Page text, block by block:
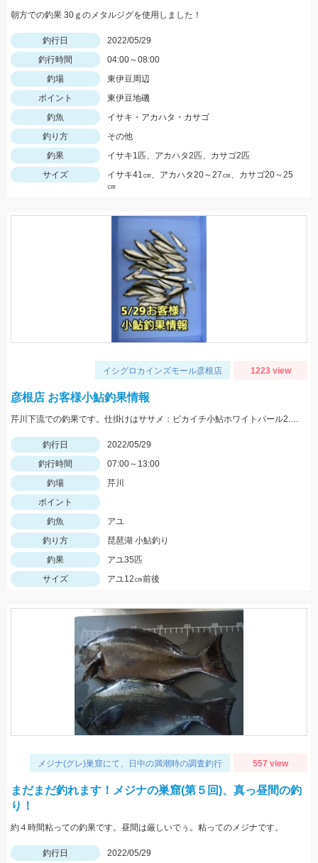
朝方での釣果 30ｇのメタルジグを使用しました！
釣行日
2022/05/29
釣行時間
04:00～08:00
釣場
東伊豆周辺
ポイント
東伊豆地磯
釣魚
イサキ・アカハタ・カサゴ
釣り方
その他
釣果
イサキ1匹、アカハタ2匹、カサゴ2匹
サイズ
イサキ41㎝、アカハタ20～27㎝、カサゴ20～25
㎝
イシグロカインズモール彦根店 1223 view
彦根店 お客様小鮎釣果情報
芹川下流での釣果です。仕掛けはササメ：ピカイチ小鮎ホワイトパール2.5号がオススメです！
釣行日
2022/05/29
釣行時間
07:00～13:00
釣場
芹川
ポイント
釣魚
アユ
釣り方
琵琶湖 小鮎釣り
釣果
アユ35匹
サイズ
アユ12㎝前後
メジナ(グレ)巣窟にて、日中の満潮時の調査釣行 557 view
まだまだ釣れます！メジナの巣窟(第５回)、真っ昼間の釣
り！
約４時間粘っての釣果です。昼間は厳しいでぅ。粘ってのメジナです。
釣行日 2022/05/29